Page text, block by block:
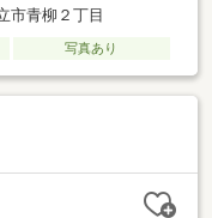
市青柳２丁目
写真あり